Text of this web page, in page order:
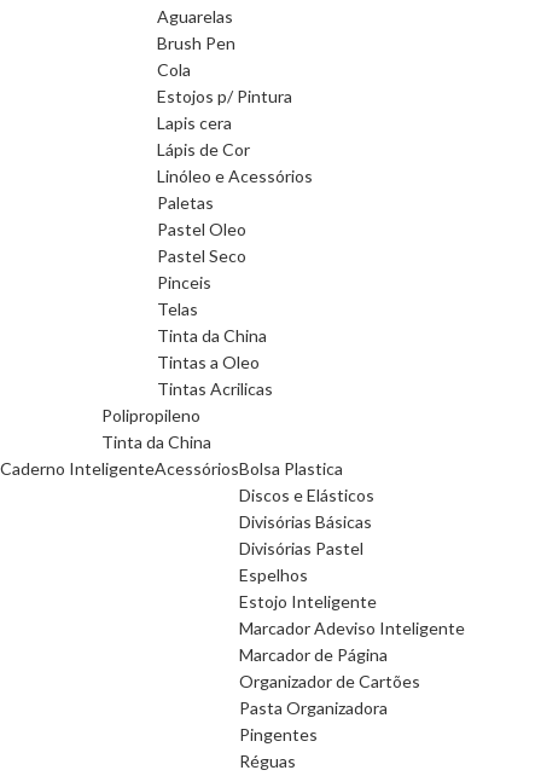
Aguarelas
Brush Pen
Cola
Estojos p/ Pintura
Lapis cera
Lápis de Cor
Linóleo e Acessórios
Paletas
Pastel Oleo
Pastel Seco
Pinceis
Telas
Tinta da China
Tintas a Oleo
Tintas Acrilicas
Polipropileno
Tinta da China
Caderno InteligenteAcessóriosBolsa Plastica
Discos e Elásticos
Divisórias Básicas
Divisórias Pastel
Espelhos
Estojo Inteligente
Marcador Adeviso Inteligente
Marcador de Página
Organizador de Cartões
Pasta Organizadora
Pingentes
Réguas